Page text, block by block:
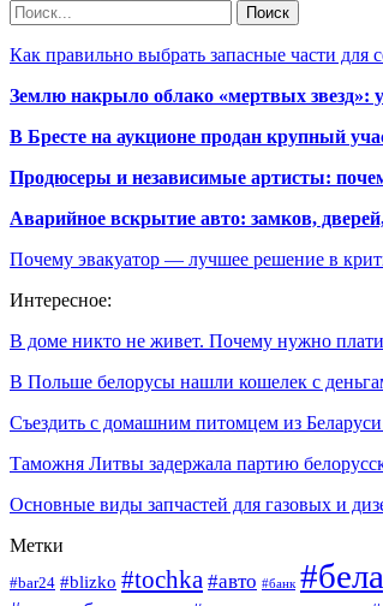
Как правильно выбрать запасные части для
Землю накрыло облако «мертвых звезд»:
В Бресте на аукционе продан крупный
Продюсеры и независимые артисты:
Аварийное вскрытие авто: замков,
Почему эвакуатор — лучшее решение в
Интересное:
В доме никто не живет. Почему нужно
В Польше белорусы нашли кошелек с
Съездить с домашним питомцем из
Таможня Литвы задержала партию
Основные виды запчастей для газовых и
Метки
#bar24 #blizko #tochka #авто #банк